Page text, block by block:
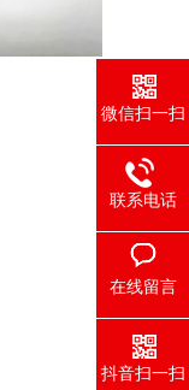
微信扫一扫
联系电话
在线留言
抖音扫一扫